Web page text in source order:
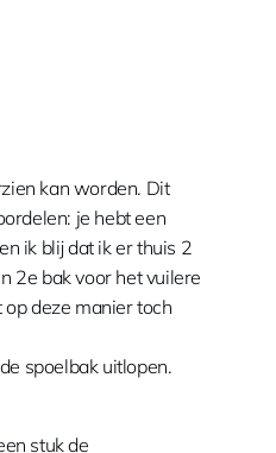
kan worden. Dit
je hebt een
ik blij dat ik er thuis 2
2e bak voor het vuilere
deze manier toch
spoelbak uitlopen.
stuk de